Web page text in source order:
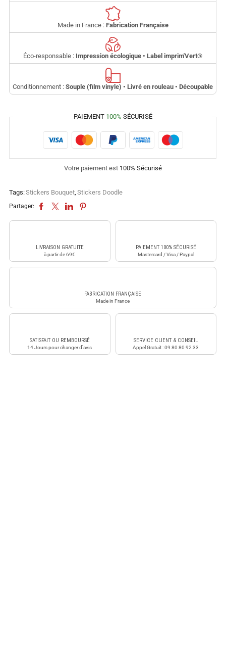
Made in France : Fabrication Française
Éco-responsable : Impression écologique • Label imprim'Vert®
Conditionnement : Souple (film vinyle) • Livré en rouleau • Découpable
PAIEMENT 100% SÉCURISÉ
Votre paiement est 100% Sécurisé
Tags:Stickers Bouquet, Stickers Doodle
Partager:
LIVRAISON GRATUITE
à partir de 69€
PAIEMENT 100% SÉCURISÉ
Mastercard / Visa / Paypal
FABRICATION FRANÇAISE
Made in France
SATISFAIT OU REMBOURSÉ
14 Jours pour changer d'avis
SERVICE CLIENT & CONSEIL
Appel Gratuit : 09 80 80 92 33